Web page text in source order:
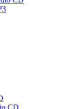
CD